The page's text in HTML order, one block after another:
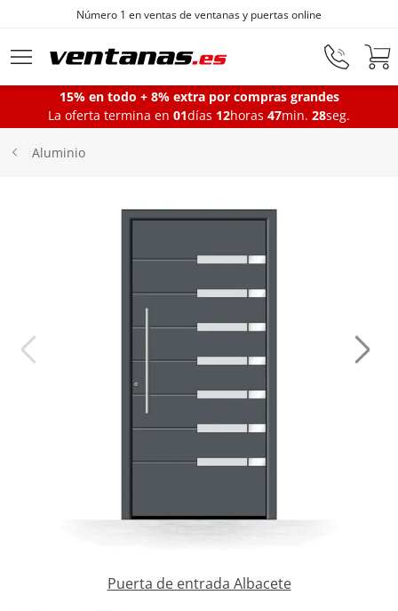
Ir al contenido principal
Número 1 en ventas de ventanas y puertas online
Ventanas
Puertas de garaje
Contacta con nosotros
15% en todo + 8% extra por compras grandes
La oferta termina en 01días 12horas 47min. 28seg.
Aluminio
Puerta de entrada Albacete